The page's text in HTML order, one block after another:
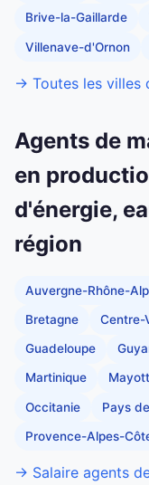
Brive-la-Gaillarde
Villenave-d'Ornon
→ Toutes les villes
Agents de
en
d'énergie,
région
Auvergne-Rhône-
Bretagne Centre-
Guadeloupe
Martinique
Occitanie Pays
Provence-Alpes-
→ Salaire agents